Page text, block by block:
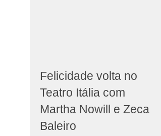
Felicidade volta no
Teatro Itália com
Martha Nowill e Zeca
Baleiro